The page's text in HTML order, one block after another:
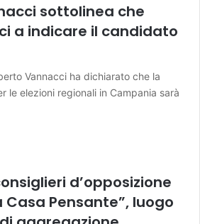
sottolinea che
a indicare il candidato
Vannacci ha dichiarato che la
le elezioni regionali in Campania sarà
d’opposizione
Pensante”, luogo